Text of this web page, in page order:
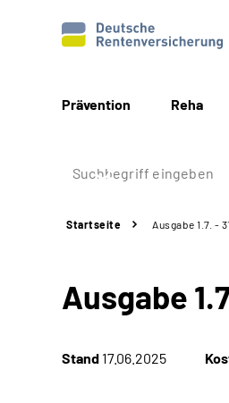
Prävention Reha
Startseite Ausgabe 1.7. -
Ausgabe
Stand 17.06.2025